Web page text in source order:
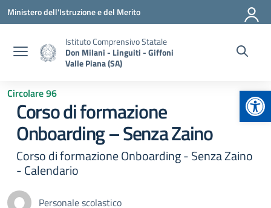
Vai ai contenuti
Vai al menu di navigazione
Vai al footer
Ministero dell'Istruzione e del Merito
Istituto Comprensivo Statale
Don Milani - Linguiti - Giffoni
Valle Piana (SA)
Circolare 96
Corso di formazione
Onboarding – Senza Zaino
Corso di formazione Onboarding - Senza Zaino
- Calendario
Personale scolastico